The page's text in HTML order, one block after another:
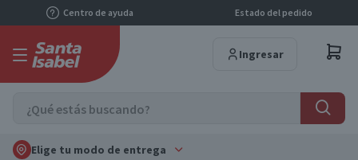
Centro de ayuda Estado del pedido
Ingresar
Elige tu modo de entrega